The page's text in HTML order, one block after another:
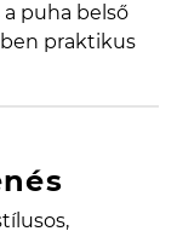
a puha belső
praktikus